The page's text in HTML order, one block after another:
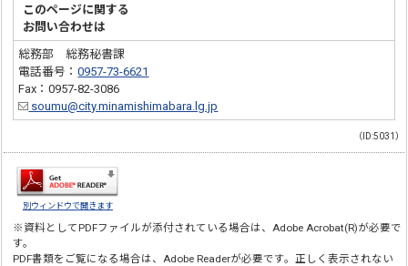
このページに関する
お問い合わせは
総務部 総務秘書課
電話番号：0957-73-6621
Fax：0957-82-3086
soumu@city.minamishimabara.lg.jp
（ID:5031）
別ウィンドウで開きます
※資料としてPDFファイルが添付されている場合は、Adobe Acrobat(R)が必要で
す。
PDF書類をご覧になる場合は、Adobe Readerが必要です。正しく表示されない